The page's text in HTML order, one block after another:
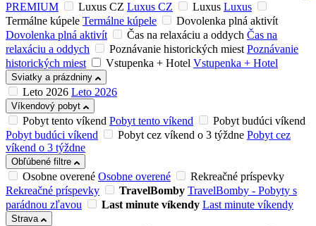
PREMIUM
Luxus CZ Luxus CZ Luxus Luxus
Termálne kúpele Termálne kúpele
Dovolenka plná aktivít
Dovolenka plná aktivít
Čas na relaxáciu a oddych Čas na
relaxáciu a oddych
Poznávanie historických miest Poznávanie
historických miest
Vstupenka + Hotel Vstupenka + Hotel
Sviatky a prázdniny
Leto 2026 Leto 2026
Víkendový pobyt
Pobyt tento víkend Pobyt tento víkend
Pobyt budúci víkend
Pobyt budúci víkend
Pobyt cez víkend o 3 týždne Pobyt cez
víkend o 3 týždne
Obľúbené filtre
Osobne overené Osobne overené
Rekreačné príspevky
Rekreačné príspevky
TravelBomby TravelBomby - Pobyty s
parádnou zľavou
Last minute víkendy Last minute víkendy
Strava